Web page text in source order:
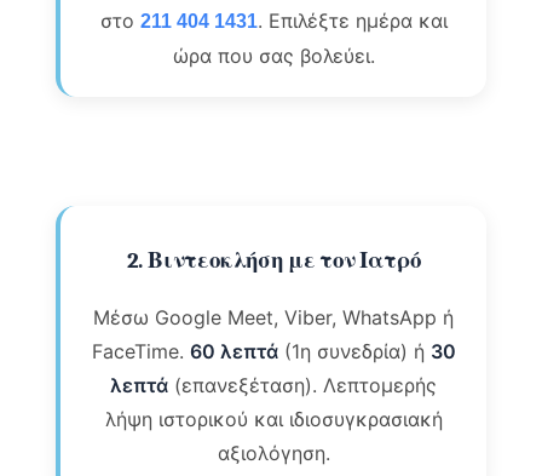
στο 211 404 1431. Επιλέξτε ημέρα και
ώρα που σας βολεύει.
2. Βιντεοκλήση με τον Ιατρό
Μέσω Google Meet, Viber, WhatsApp ή
FaceTime. 60 λεπτά(1η συνεδρία) ή 30
λεπτά (επανεξέταση). Λεπτομερής
λήψη ιστορικού και ιδιοσυγκρασιακή
αξιολόγηση.